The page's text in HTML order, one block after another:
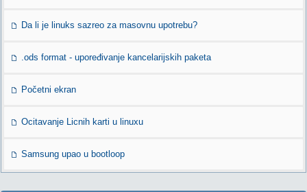
Da li je linuks sazreo za masovnu upotrebu?
.ods format - upoređivanje kancelarijskih paketa
Početni ekran
Ocitavanje Licnih karti u linuxu
Samsung upao u bootloop